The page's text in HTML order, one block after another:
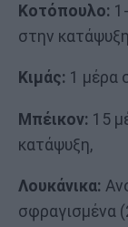
Κοτόπουλο:
στην κατάψυξη
Κιμάς: 1 μέρα
Μπέικον: 15
κατάψυξη,
Λουκάνικα:
σφραγισμένα